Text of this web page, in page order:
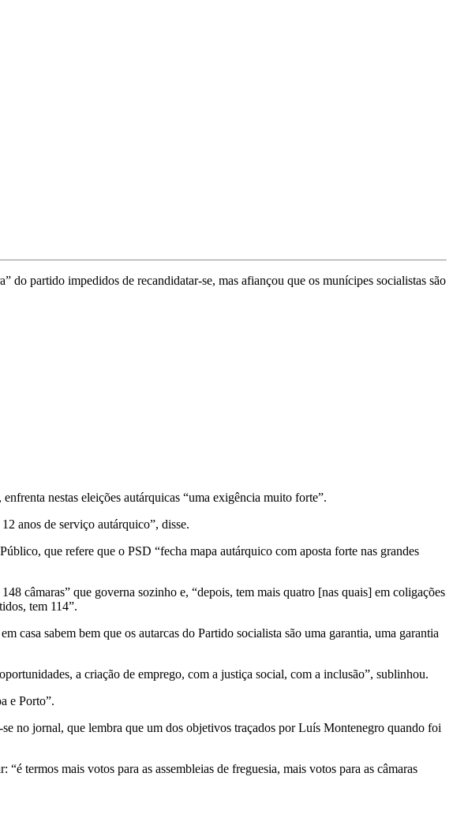
do partido impedidos de recandidatar-se, mas afiançou que os munícipes socialistas são
nestas eleições autárquicas “uma exigência muito forte”.
anos de serviço autárquico”, disse.
que refere que o PSD “fecha mapa autárquico com aposta forte nas grandes
câmaras” que governa sozinho e, “depois, tem mais quatro [nas quais] em coligações
tem 114”.
casa sabem bem que os autarcas do Partido socialista são uma garantia, uma garantia
a criação de emprego, com a justiça social, com a inclusão”, sublinhou.
e Porto”.
no jornal, que lembra que um dos objetivos traçados por Luís Montenegro quando foi
termos mais votos para as assembleias de freguesia, mais votos para as câmaras